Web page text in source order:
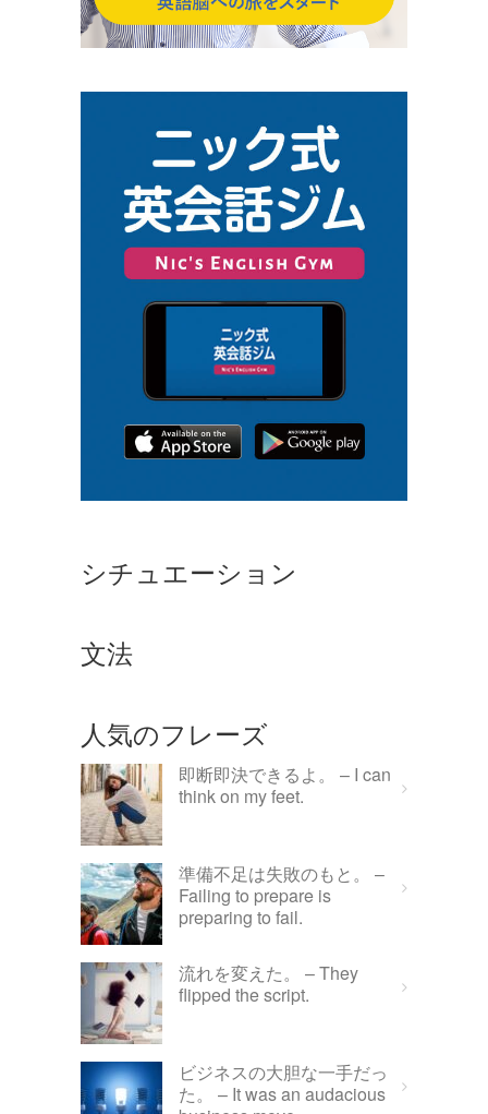
シチュエーション
文法
人気のフレーズ
即断即決できるよ。 – I can
think on my feet.
準備不足は失敗のもと。 –
Failing to prepare is
preparing to fail.
流れを変えた。 – They
flipped the script.
ビジネスの大胆な一手だっ
た。 – It was an audacious